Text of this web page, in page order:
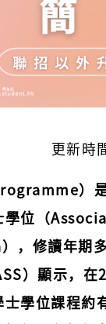
更新時
）
學位（
，修讀年期
）顯示，在
學位課程約